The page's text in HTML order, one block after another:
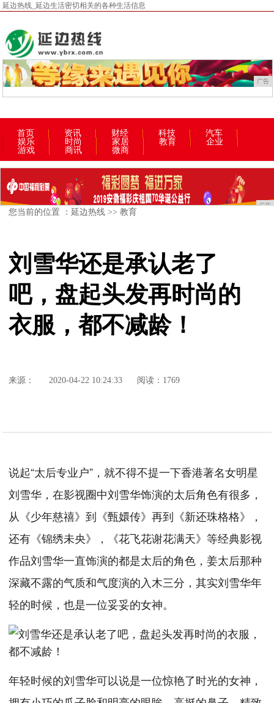
延边热线_延边生活密切相关的各种生活信息
广告
首页 资讯 财经 科技
汽车
娱乐
时尚 家居 教育
企业
游戏
商讯 微商
广告
您当前的位置 ： 延边热线 >>教育
刘雪华还是承认老了
吧，盘起头发再时尚的
衣服，都不减龄！
来源： 2020-04-22 10:24:33 阅读：1769
说起“太后专业户”，就不得不提一下香港著名女明星
刘雪华，在影视圈中刘雪华饰演的太后角色有很多，
从《少年慈禧》到《甄嬛传》再到《新还珠格格》，
还有《锦绣未央》，《花飞花谢花满天》等经典影视
作品刘雪华一直饰演的都是太后的角色，姜太后那种
深藏不露的气质和气度演的入木三分，其实刘雪华年
轻的时候，也是一位妥妥的女神。
年轻时候的刘雪华可以说是一位惊艳了时光的女神，